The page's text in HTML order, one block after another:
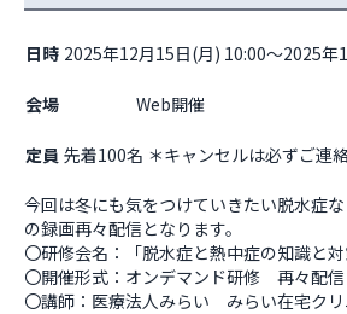
日時 2025年12月15日(月) 10:00～2025年
会場
定員 先着100名 ＊キャンセルは必ずご連絡
今回は冬にも気をつけていきたい脱水症
の録画再々配信となります。
〇研修会名：「脱水症と熱中症の知識と対
〇開催形式：オンデマンド研修　再々配信
〇講師：医療法人みらい　みらい在宅ク